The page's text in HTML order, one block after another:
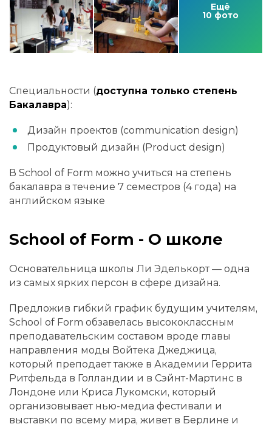
Ещё
10 фото
Специальности (доступна только степень
Бакалавра):
Дизайн проектов (communication design)
Продуктовый дизайн (Product design)
В School of Form можно учиться на степень
бакалавра в течение 7 семестров (4 года) на
английском языке
School of Form - О школе
Основательница школы Ли Эделькорт — одна
из самых ярких персон в сфере дизайна.
Предложив гибкий график будущим учителям,
School of Form обзавелась высококлассным
преподавательским составом вроде главы
направления моды Войтека Джеджица,
который преподает также в Академии Геррита
Ритфельда в Голландии и в Сэйнт-Мартинс в
Лондоне или Криса Лукомски, который
организовывает нью-медиа фестивали и
выставки по всему мира, живет в Берлине и